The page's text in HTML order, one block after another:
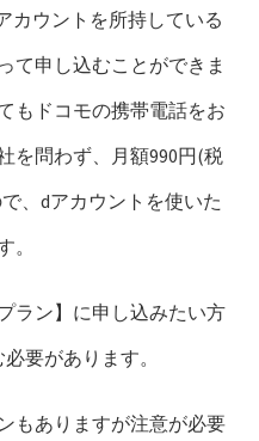
カウントを所持している
て申し込むことができま
もドコモの携帯電話をお
を問わず、月額990円(税
、dアカウントを使いた
。
ラン】に申し込みたい方
要があります。
もありますが注意が必要